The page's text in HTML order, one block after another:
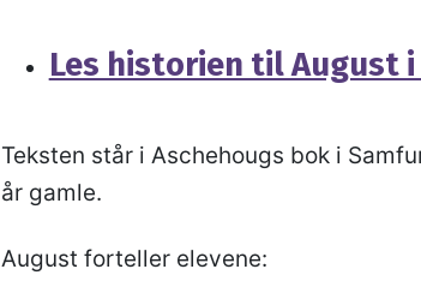
Les historien til August
Teksten står i Aschehougs bok i
år gamle.
August forteller elevene: